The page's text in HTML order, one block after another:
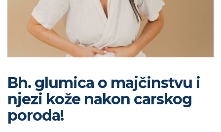
Bh. glumica o majčinstvu i
njezi kože nakon carskog
poroda!